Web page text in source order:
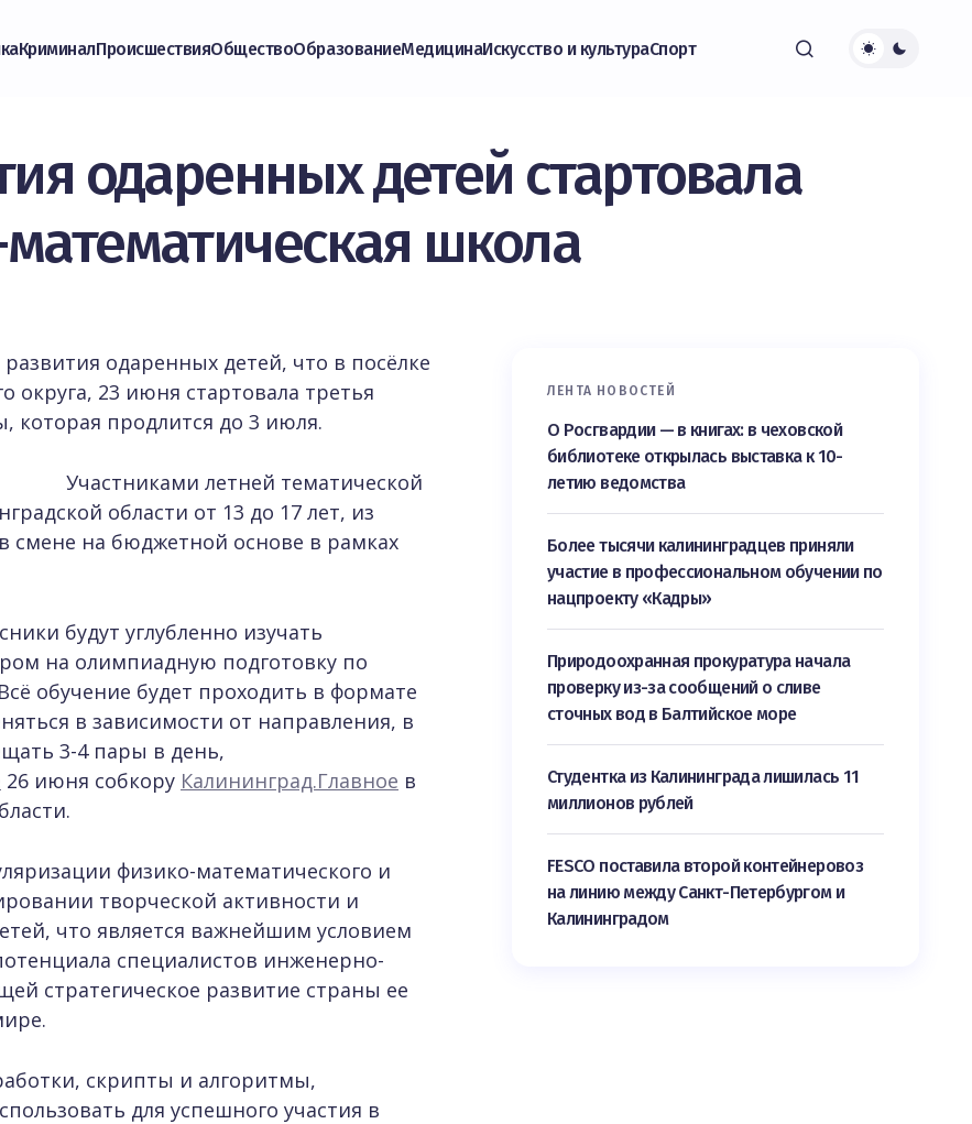
КриминалПроисшествияОбществоОбразованиеМедицинаИскусство и культураСпорт
одаренных детей стартовала
школа
одаренных детей, что в посёлке
округа, 23 июня стартовала третья
которая продлится до 3 июля.
Участниками летней тематической
области от 13 до 17 лет, из
смене на бюджетной основе в рамках
будут углубленно изучать
на олимпиадную подготовку по
обучение будет проходить в формате
в зависимости от направления, в
3-4 пары в день,
26 июня собкору Калининград.Главное в
физико-математического и
творческой активности и
что является важнейшим условием
специалистов инженерно-
стратегическое развитие страны ее
скрипты и алгоритмы,
для успешного участия в
ЛЕНТА НОВОСТЕЙ
О Росгвардии — в книгах: в чеховской
библиотеке открылась выставка к 10-
летию ведомства
Более тысячи калининградцев приняли
участие в профессиональном обучении по
нацпроекту «Кадры»
Природоохранная прокуратура начала
проверку из-за сообщений о сливе
сточных вод в Балтийское море
Студентка из Калининграда лишилась 11
миллионов рублей
FESCO поставила второй контейнеровоз
на линию между Санкт-Петербургом и
Калининградом